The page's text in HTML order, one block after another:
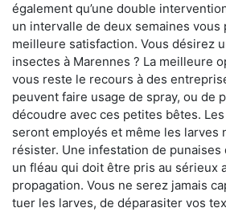
également qu’une double
un intervalle de deux semaines vous
meilleure satisfaction. Vous désirez
insectes à Marennes ? La meilleure
vous reste le recours à des
peuvent faire usage de spray, ou de
découdre avec ces petites bêtes.
seront employés et même les larves
résister. Une infestation de punaises
un fléau qui doit être pris au sérieux
propagation. Vous ne serez jamais
tuer les larves, de déparasiter vos